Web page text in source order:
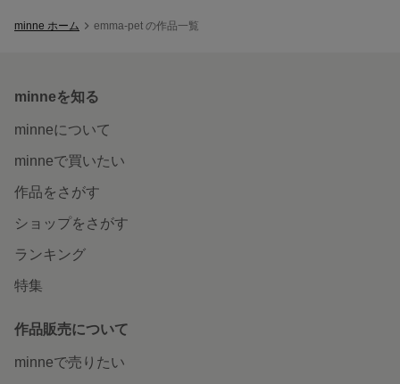
minne ホーム emma-pet の作品一覧
minneを知る
minneについて
minneで買いたい
作品をさがす
ショップをさがす
ランキング
特集
作品販売について
minneで売りたい